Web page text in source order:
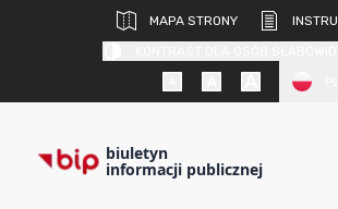
MAPA STRONY
biuletyn
informacji publicznej